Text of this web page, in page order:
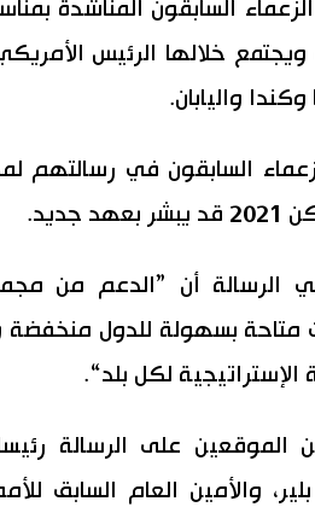
السابقون المناشدة
خلالها الرئيس
وكندا واليابان.
السابقون في رسالتهم
الرسالة أن ”الدعم من
متاحة بسهولة للدول
الإستراتيجية لكل بلد“.
الموقعين على الرسالة رئيسا